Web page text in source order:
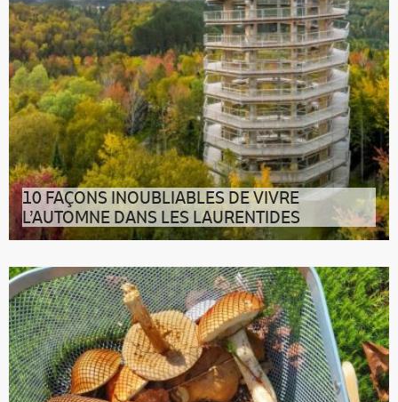
10 FAÇONS INOUBLIABLES DE VIVRE
L’AUTOMNE DANS LES LAURENTIDES
Connaît-on plus flamboyant que le Québec dans ses
quartiers d’automne ? Mettre l